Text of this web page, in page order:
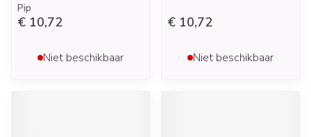
Pip
€ 10,72
Niet beschikbaar
€ 10,72
Niet beschikbaar